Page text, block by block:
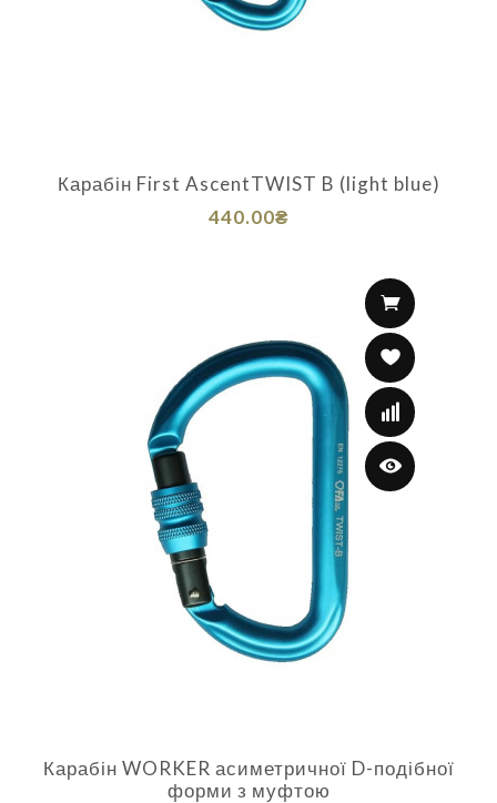
Карабін First AscentTWIST B (light blue)
440.00₴
Карабін WORKER асиметричної D-подібної
форми з муфтою